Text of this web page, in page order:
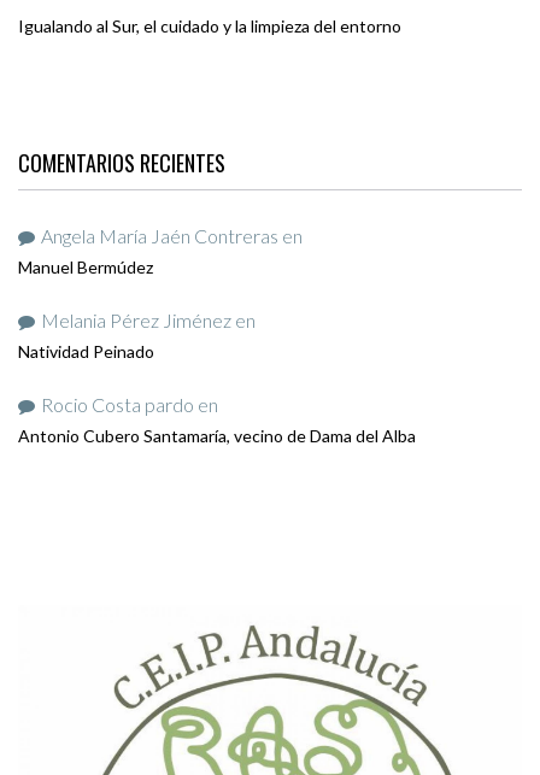
Igualando al Sur, el cuidado y la limpieza del entorno
COMENTARIOS RECIENTES
Angela María Jaén Contreras en
Manuel Bermúdez
Melania Pérez Jiménez en
Natividad Peinado
Rocio Costa pardo en
Antonio Cubero Santamaría, vecino de Dama del Alba